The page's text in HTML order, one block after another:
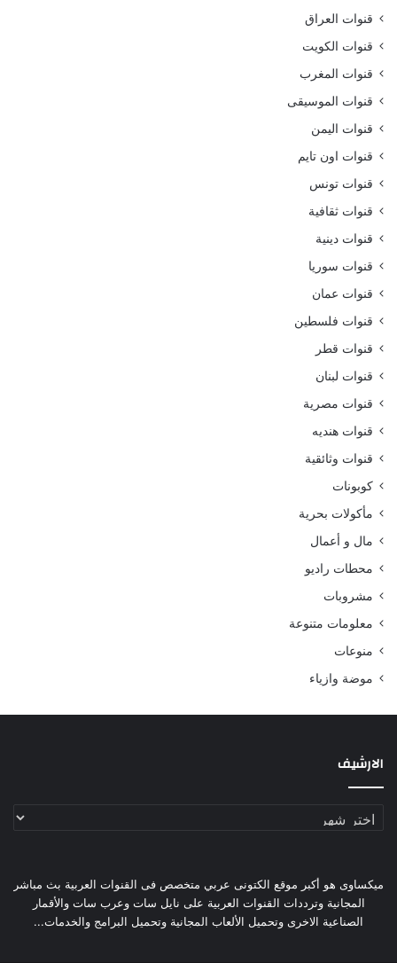
قنوات العراق
قنوات الكويت
قنوات المغرب
قنوات الموسيقى
قنوات اليمن
قنوات اون تايم
قنوات تونس
قنوات ثقافية
قنوات دينية
قنوات سوريا
قنوات عمان
قنوات فلسطين
قنوات قطر
قنوات لبنان
قنوات مصرية
قنوات هنديه
قنوات وثائقية
كوبونات
مأكولات بحرية
مال و أعمال
محطات راديو
مشروبات
معلومات متنوعة
منوعات
موضة وازياء
الارشيف
الارشيف
ميكساوى هو أكبر موقع الكتونى عربي متخصص فى القنوات العربية بث مباشر
المجانية وترددات القنوات العربية على نايل سات وعرب سات والأقمار
الصناعية الاخرى وتحميل الألعاب المجانية وتحميل البرامج والخدمات...